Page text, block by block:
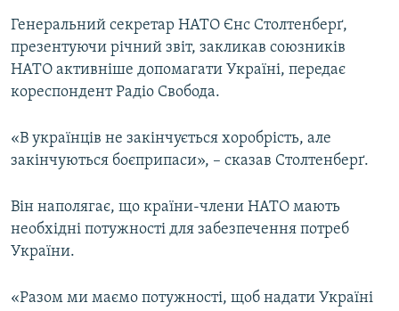
Усі сайти RFE/RL
Генеральний секретар НАТО Єнс Столтенберґ,
презентуючи річний звіт, закликав союзників
НАТО активніше допомагати Україні, передає
кореспондент Радіо Свобода.
«В українців не закінчується хоробрість, але
закінчуються боєприпаси», – сказав Столтенберґ.
Він наполягає, що країни-члени НАТО мають
необхідні потужності для забезпечення потреб
України.
«Разом ми маємо потужності, щоб надати Україні